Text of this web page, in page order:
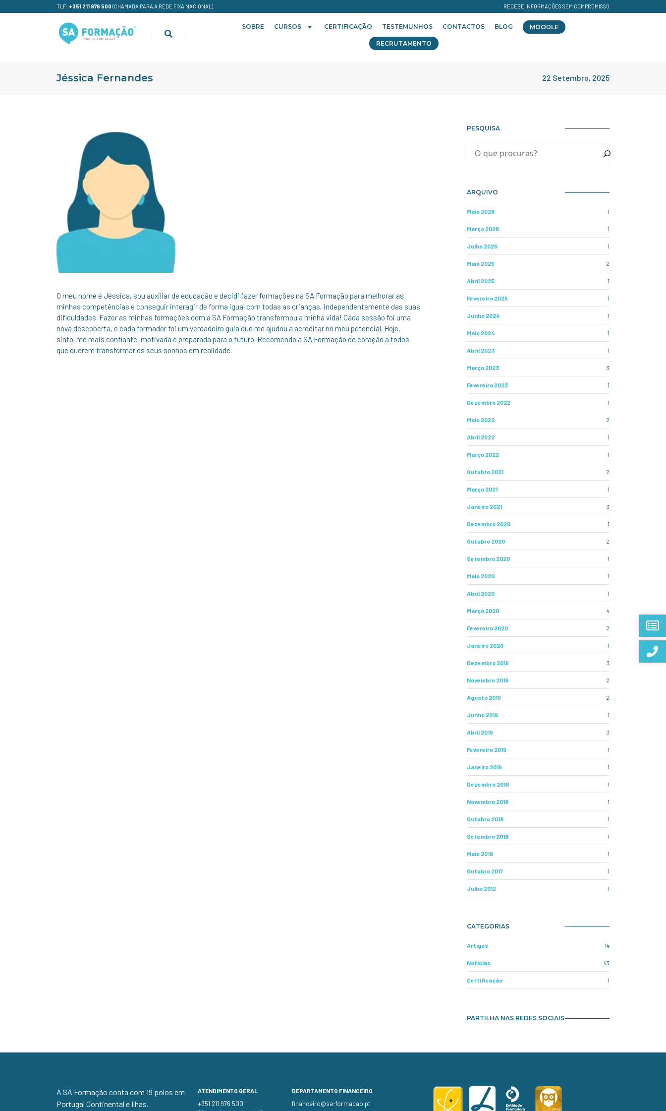
TLF: +351 211 976 500 (CHAMADA PARA A REDE FIXA NACIONAL) RECEBE INFORMAÇÕES SEM COMPROMISSO
SOBRE CURSOS CERTIFICAÇÃO TESTEMUNHOS CONTACTOS BLOG MOODLE
RECRUTAMENTO
Jéssica Fernandes 22 Setembro, 2025
O meu nome é Jéssica, sou auxiliar de educação e decidi fazer formações na SA Formação para melhorar as
minhas competências e conseguir interagir de forma igual com todas as crianças, independentemente das suas
dificuldades. Fazer as minhas formações com a SA Formação transformou a minha vida! Cada sessão foi uma
nova descoberta, e cada formador foi um verdadeiro guia que me ajudou a acreditar no meu potencial. Hoje,
sinto-me mais confiante, motivada e preparada para o futuro. Recomendo a SA Formação de coração a todos
que querem transformar os seus sonhos em realidade.
PESQUISA
ARQUIVO
Maio 2026 1
Março 2026 1
Julho 2025 1
Maio 2025 2
Abril 2025 1
Fevereiro 2025 1
Junho 2024 1
Maio 2024 1
Abril 2023 1
Março 2023 3
Fevereiro 2023 1
Dezembro 2022 1
Maio 2022 2
Abril 2022 1
Março 2022 1
Outubro 2021 2
Março 2021 1
Janeiro 2021 3
Dezembro 2020 1
Outubro 2020 2
Setembro 2020 1
Maio 2020 1
Abril 2020 1
Março 2020 4
Fevereiro 2020 2
Janeiro 2020 1
Dezembro 2019 3
Novembro 2019 2
Agosto 2019 2
Junho 2019 1
Abril 2019 3
Fevereiro 2019 1
Janeiro 2019 1
Dezembro 2018 1
Novembro 2018 1
Outubro 2018 1
Setembro 2018 1
Maio 2018 1
Outubro 2017 1
Julho 2012 1
CATEGORIAS
Artigos 14
Notícias 43
Certificação 1
PARTILHA NAS REDES SOCIAIS
A SA Formação conta com 19 polos em
Portugal Continental e Ilhas.
ATENDIMENTO GERAL
+351 211 976 500
DEPARTAMENTO FINANCEIRO
financeiro@sa-formacao.pt